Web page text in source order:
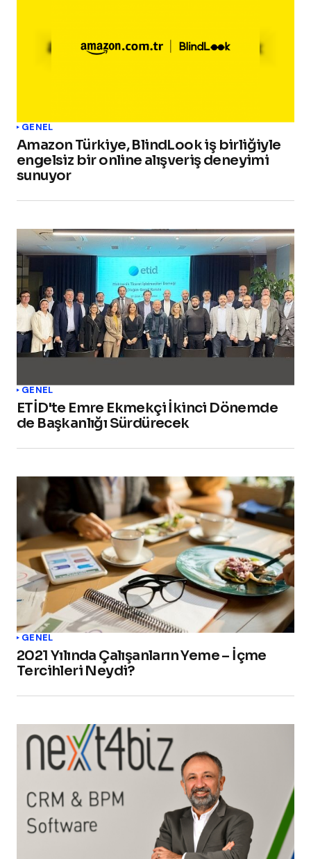
GENEL
Amazon Türkiye, BlindLook iş birliğiyle
engelsiz bir online alışveriş deneyimi
sunuyor
GENEL
ETİD'te Emre Ekmekçi İkinci Dönemde
de Başkanlığı Sürdürecek
GENEL
2021 Yılında Çalışanların Yeme – İçme
Tercihleri Neydi?